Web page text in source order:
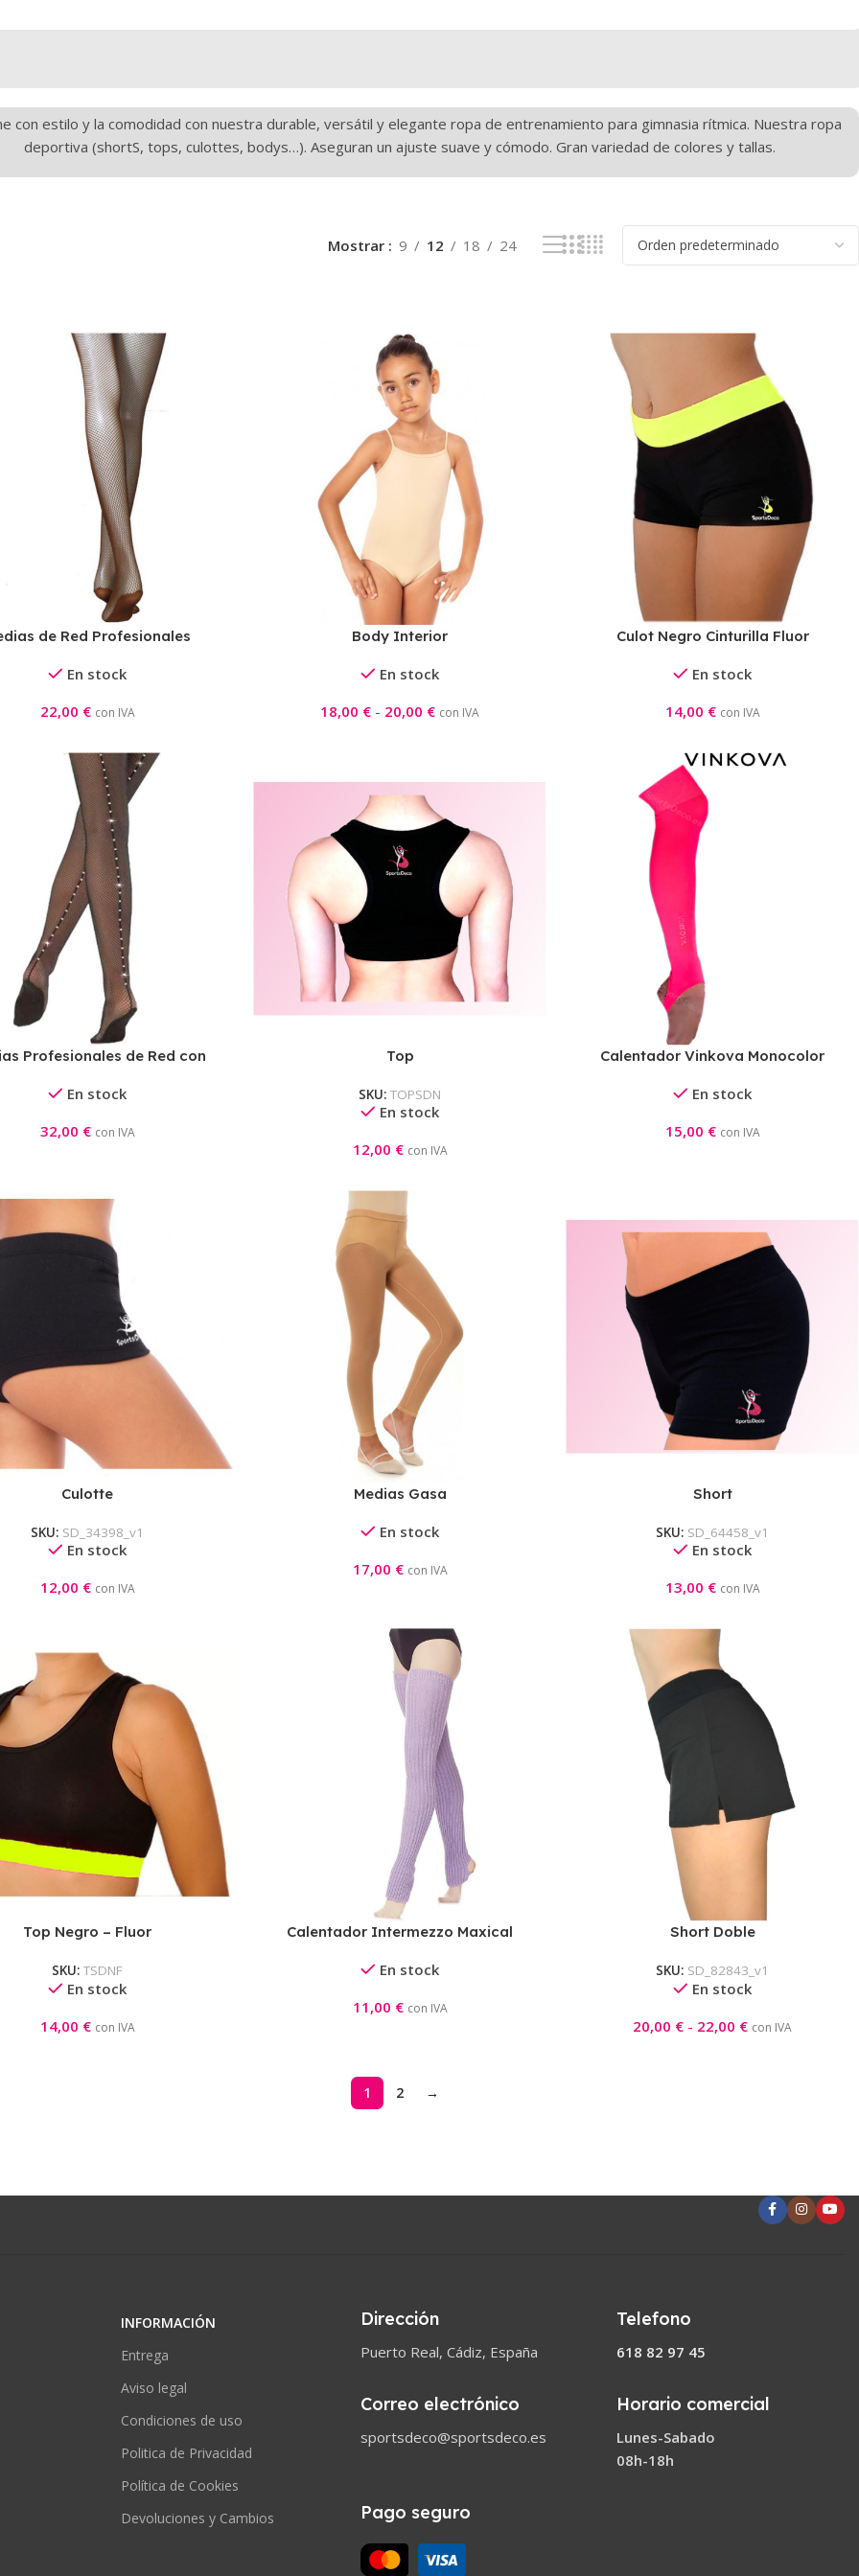
con estilo y la comodidad con nuestra durable, versátil y elegante ropa de entrenamiento para gimnasia rítmica. Nuestra ropa
deportiva (shortS, tops, culottes, bodys…). Aseguran un ajuste suave y cómodo. Gran variedad de colores y tallas.
Mostrar 9 12 18 24
de Red Profesionales
En stock
22,00 € con IVA
Body Interior
En stock
18,00 € - 20,00 € con IVA
Culot Negro Cinturilla Fluor
En stock
14,00 € con IVA
Profesionales de Red con
En stock
32,00 € con IVA
Top
SKU: TOPSDN
En stock
12,00 € con IVA
Calentador Vinkova Monocolor
En stock
15,00 € con IVA
Culotte
SKU: SD_34398_v1
En stock
12,00 € con IVA
Medias Gasa
En stock
17,00 € con IVA
Short
SKU: SD_64458_v1
En stock
13,00 € con IVA
Top Negro – Fluor
SKU: TSDNF
En stock
14,00 € con IVA
Calentador Intermezzo Maxical
En stock
11,00 € con IVA
Short Doble
SKU: SD_82843_v1
En stock
20,00 € - 22,00 € con IVA
1 2 →
INFORMACIÓN
Entrega
Aviso legal
Condiciones de uso
Politica de Privacidad
Política de Cookies
Devoluciones y Cambios
Dirección
Puerto Real, Cádiz, España
Correo electrónico
sportsdeco@sportsdeco.es
Telefono
618 82 97 45
Horario comercial
Lunes-Sabado
08h-18h
Pago seguro